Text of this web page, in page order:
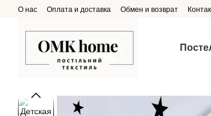
Перейти к основному контенту
О нас Оплата и доставка Обмен и возврат